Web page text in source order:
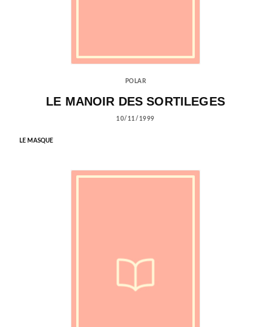
POLAR
LE MANOIR DES SORTILEGES
10/11/1999
LE MASQUE